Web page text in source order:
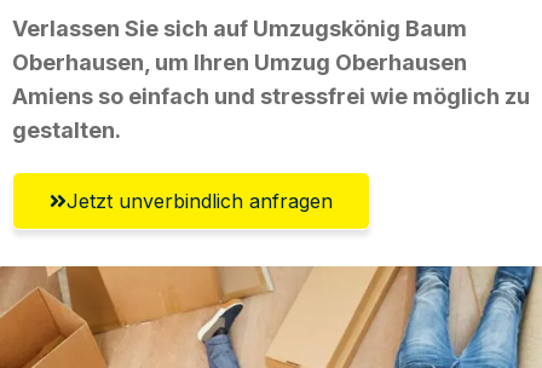
Verlassen Sie sich auf Umzugskönig Baum
Oberhausen, um Ihren Umzug Oberhausen
Amiens so einfach und stressfrei wie möglich zu
gestalten.
Jetzt unverbindlich anfragen